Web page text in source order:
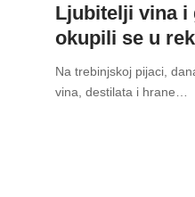
Ljubitelji vina i
okupili se u
Na trebinjskoj pijaci,
vina, destilata i hrane